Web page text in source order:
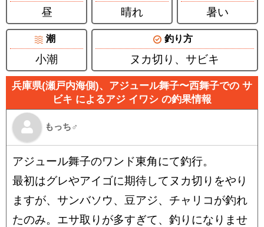
昼 晴れ 暑い
潮
小潮
釣り方
ヌカ切り、サビキ
兵庫県(瀬戸内海側)、アジュール舞子〜西舞子での サ
ビキ によるアジ イワシ の釣果情報
もっち♂
アジュール舞子のワンド東角にて釣行。
最初はグレやアイゴに期待してヌカ切りをやり
ますが、サンバソウ、豆アジ、チャリコが釣れ
たのみ。エサ取りが多すぎて、釣りになりませ